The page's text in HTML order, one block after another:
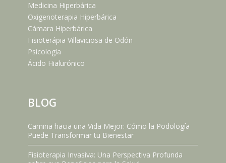
Medicina Hiperbárica
Oxigenoterapia Hiperbárica
Cámara Hiperbárica
Fisioterápia Villaviciosa de Odón
Psicología
Ácido Hialurónico
BLOG
Camina hacia una Vida Mejor: Cómo la Podología
Puede Transformar tu Bienestar
Fisioterapia Invasiva: Una Perspectiva Profunda